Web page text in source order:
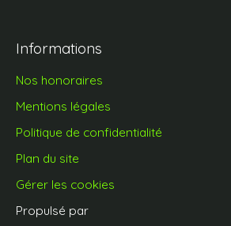
Informations
Nos honoraires
Mentions légales
Politique de confidentialité
Plan du site
Gérer les cookies
Propulsé par